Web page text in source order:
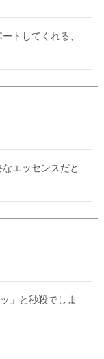
トしてくれる、
エッセンスだと
」と秒殺でしま